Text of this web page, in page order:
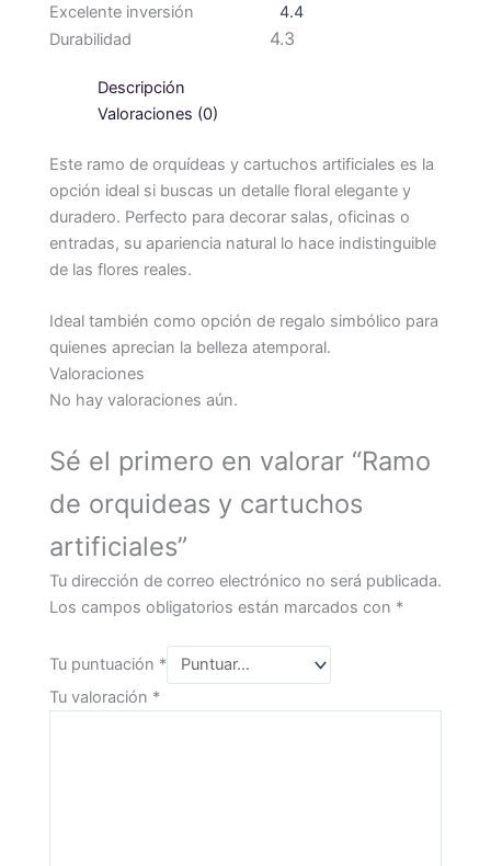
Excelente inversión
4.4
Durabilidad
4.3
Descripción
Valoraciones (0)
Este ramo de orquídeas y cartuchos artificiales es la
opción ideal si buscas un detalle floral elegante y
duradero. Perfecto para decorar salas, oficinas o
entradas, su apariencia natural lo hace indistinguible
de las flores reales.
Ideal también como opción de regalo simbólico para
quienes aprecian la belleza atemporal.
Valoraciones
No hay valoraciones aún.
Sé el primero en valorar “Ramo
de orquideas y cartuchos
artificiales”
Tu dirección de correo electrónico no será publicada.
Los campos obligatorios están marcados con *
Tu puntuación *
Tu valoración *